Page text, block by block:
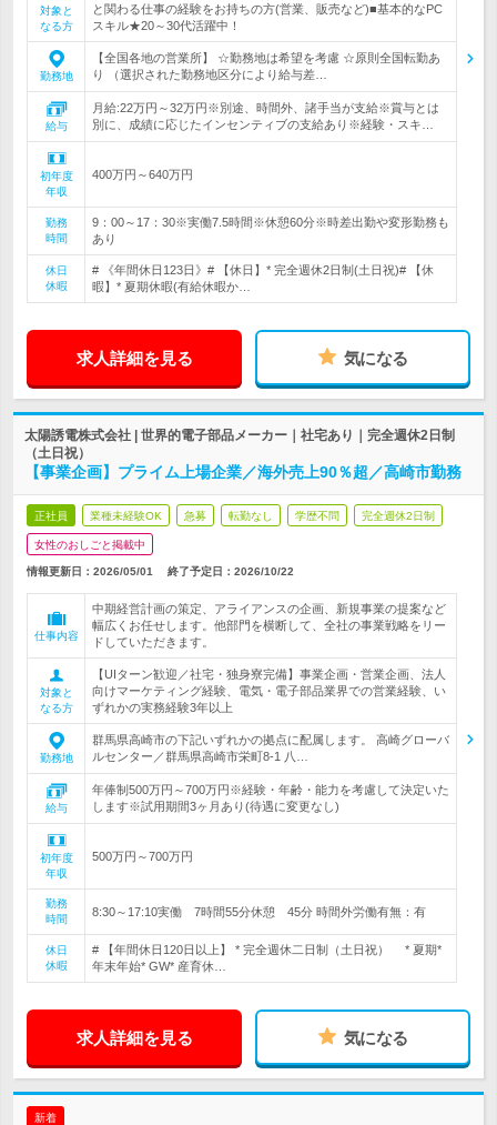
対象と
なる方
と関わる仕事の経験をお持ちの方(営業、販売など)■基本的なPC
スキル★20～30代活躍中！
勤務地
【全国各地の営業所】 ☆勤務地は希望を考慮 ☆原則全国転勤あ
り （選択された勤務地区分により給与差…
給与
月給:22万円～32万円※別途、時間外、諸手当が支給※賞与とは
別に、成績に応じたインセンティブの支給あり※経験・スキ…
初年度
年収
400万円～640万円
勤務
時間
9：00～17：30※実働7.5時間※休憩60分※時差出勤や変形勤務も
あり
休日
休暇
# 《年間休日123日》# 【休日】* 完全週休2日制(土日祝)# 【休
暇】* 夏期休暇(有給休暇か…
求人詳細を見る 気になる
太陽誘電株式会社 | 世界的電子部品メーカー｜社宅あり｜完全週休2日制
（土日祝）
【事業企画】プライム上場企業／海外売上90％超／高崎市勤務
正社員 業種未経験OK 急募 転勤なし 学歴不問 完全週休2日制
女性のおしごと掲載中
情報更新日：2026/05/01 終了予定日： 2026/10/22
仕事内容
中期経営計画の策定、アライアンスの企画、新規事業の提案など
幅広くお任せします。他部門を横断して、全社の事業戦略をリー
ドしていただきます。
対象と
なる方
【UIターン歓迎／社宅・独身寮完備】事業企画・営業企画、法人
向けマーケティング経験、電気・電子部品業界での営業経験、い
ずれかの実務経験3年以上
勤務地
群馬県高崎市の下記いずれかの拠点に配属します。 高崎グローバ
ルセンター／群馬県高崎市栄町8-1 八…
給与
年俸制500万円～700万円※経験・年齢・能力を考慮して決定いた
します※試用期間3ヶ月あり(待遇に変更なし)
初年度
年収
500万円～700万円
勤務
時間
8:30～17:10実働 7時間55分休憩 45分 時間外労働有無：有
休日
休暇
# 【年間休日120日以上】 * 完全週休二日制（土日祝） * 夏期*
年末年始* GW* 産育休…
求人詳細を見る 気になる
新着